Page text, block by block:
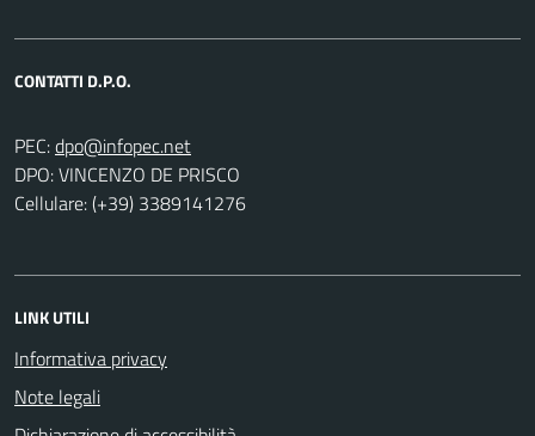
CONTATTI D.P.O.
PEC:
DPO: VINCENZO DE PRISCO
Cellulare: (+39) 3389141276
LINK UTILI
Informativa privacy
Note legali